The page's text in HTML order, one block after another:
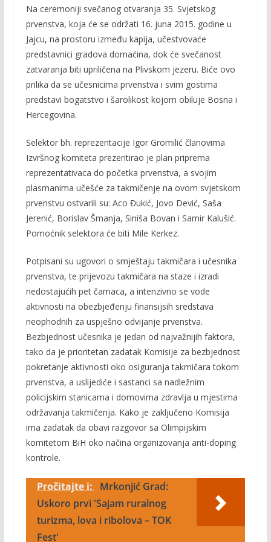
Na ceremoniji svečanog otvaranja 35. Svjetskog
prvenstva, koja će se održati 16. juna 2015. godine u
Jajcu, na prostoru između kapija, učestvovaće
predstavnici gradova domaćina, dok će svečanost
zatvaranja biti upriličena na Plivskom jezeru. Biće ovo
prilika da se učesnicima prvenstva i svim gostima
predstavi bogatstvo i šarolikost kojom obiluje Bosna i
Hercegovina.
Selektor bh. reprezentacije Igor Gromilić članovima
Izvršnog komiteta prezentirao je plan priprema
reprezentativaca do početka prvenstva, a svojim
plasmanima učešće za takmičenje na ovom svjetskom
prvenstvu ostvarili su: Aco Đukić, Jovo Dević, Saša
Jerenić, Borislav Šmanja, Siniša Bovan i Samir Kalušić.
Pomoćnik selektora će biti Mile Kerkez.
Potpisani su ugovori o smještaju takmičara i učesnika
prvenstva, te prijevozu takmičara na staze i izradi
nedostajućih pet čamaca, a intenzivno se vode
aktivnosti na obezbjeđenju finansijsih sredstava
neophodnih za uspješno odvijanje prvenstva.
Bezbjednost učesnika je jedan od najvažnijih faktora,
tako da je prioritetan zadatak Komisije za bezbjednost
pokretanje aktivnosti oko osiguranja takmičara tokom
prvenstva, a uslijediće i sastanci sa nadležnim
policijskim stanicama i domovima zdravlja u mjestima
održavanja takmičenja. Kako je zaključeno Komisija
ima zadatak da obavi razgovor sa Olimpijskim
komitetom BiH oko načina organizovanja anti-doping
kontrole.
Pročitajte i:
Mrkonjić Grad:
Uskoro prvi 'Sajam ruralnog
turizma, lova i ribolova – TOK
Fest'